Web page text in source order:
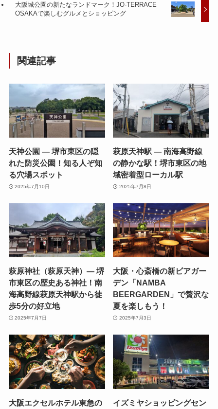
大阪城公園の新たなランドマーク！JO-TERRACE
OSAKAで楽しむグルメとショッピング
関連記事
天神公園 — 堺市東区の隠
れた防災公園！知る人ぞ知
る穴場スポット
2025年7月10日
萩原天神駅 — 南海高野線
の静かな駅！堺市東区の地
域密着型ローカル駅
2025年7月8日
萩原神社（萩原天神）— 堺
市東区の歴史ある神社！南
海高野線萩原天神駅から徒
歩5分の好立地
2025年7月7日
大阪・心斎橋の新ビアガー
デン「NAMBA
BEERGARDEN」で贅沢な
夏を楽しもう！
2025年7月3日
大阪エクセルホテル東急の
イズミヤショッピングセン